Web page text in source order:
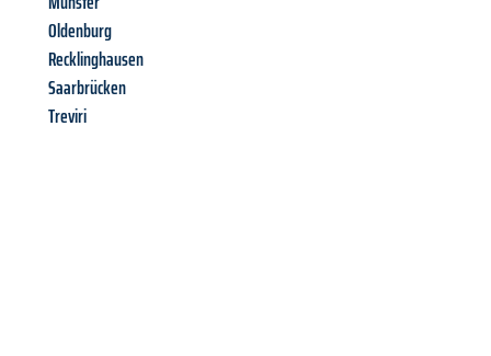
Oldenburg
Recklinghausen
Saarbrücken
Treviri